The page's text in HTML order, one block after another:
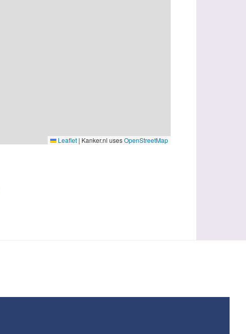
Leaflet | Kanker.nl usesOpenStreetMap